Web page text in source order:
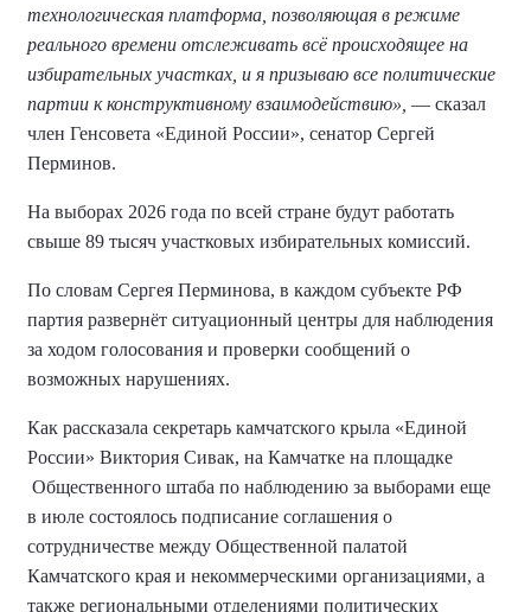
технологическая платформа, позволяющая в режиме
реального времени отслеживать всё происходящее на
избирательных участках, и я призываю все политические
партии к конструктивному взаимодействию», — сказал
член Генсовета «Единой России», сенатор Сергей
Перминов.
На выборах 2026 года по всей стране будут работать
свыше 89 тысяч участковых избирательных комиссий.
По словам Сергея Перминова, в каждом субъекте РФ
партия развернёт ситуационный центры для наблюдения
за ходом голосования и проверки сообщений о
возможных нарушениях.
Как рассказала секретарь камчатского крыла «Единой
России» Виктория Сивак, на Камчатке на площадке
Общественного штаба по наблюдению за выборами еще
в июле состоялось подписание соглашения о
сотрудничестве между Общественной палатой
Камчатского края и некоммерческими организациями, а
также региональными отделениями политических